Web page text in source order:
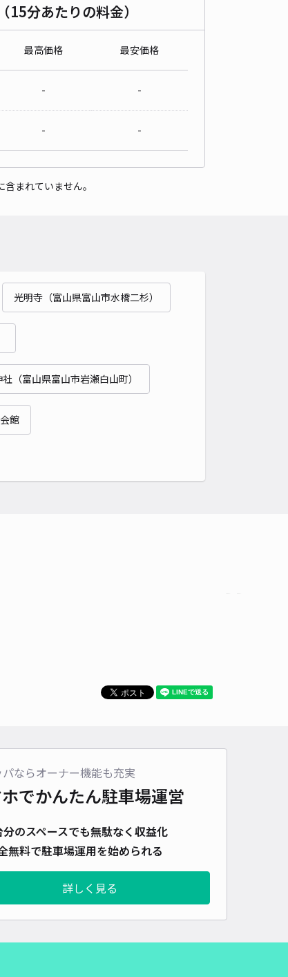
15分あたりの料金）
最高価格 最安価格
- -
- -
まれていません。
光明寺（富山県富山市水橋二杉）
（富山県富山市岩瀬白山町）
館
パならオーナー機能も充実
でかんたん駐車場運営
分のスペースでも無駄なく収益化
無料で駐車場運用を始められる
詳しく見る